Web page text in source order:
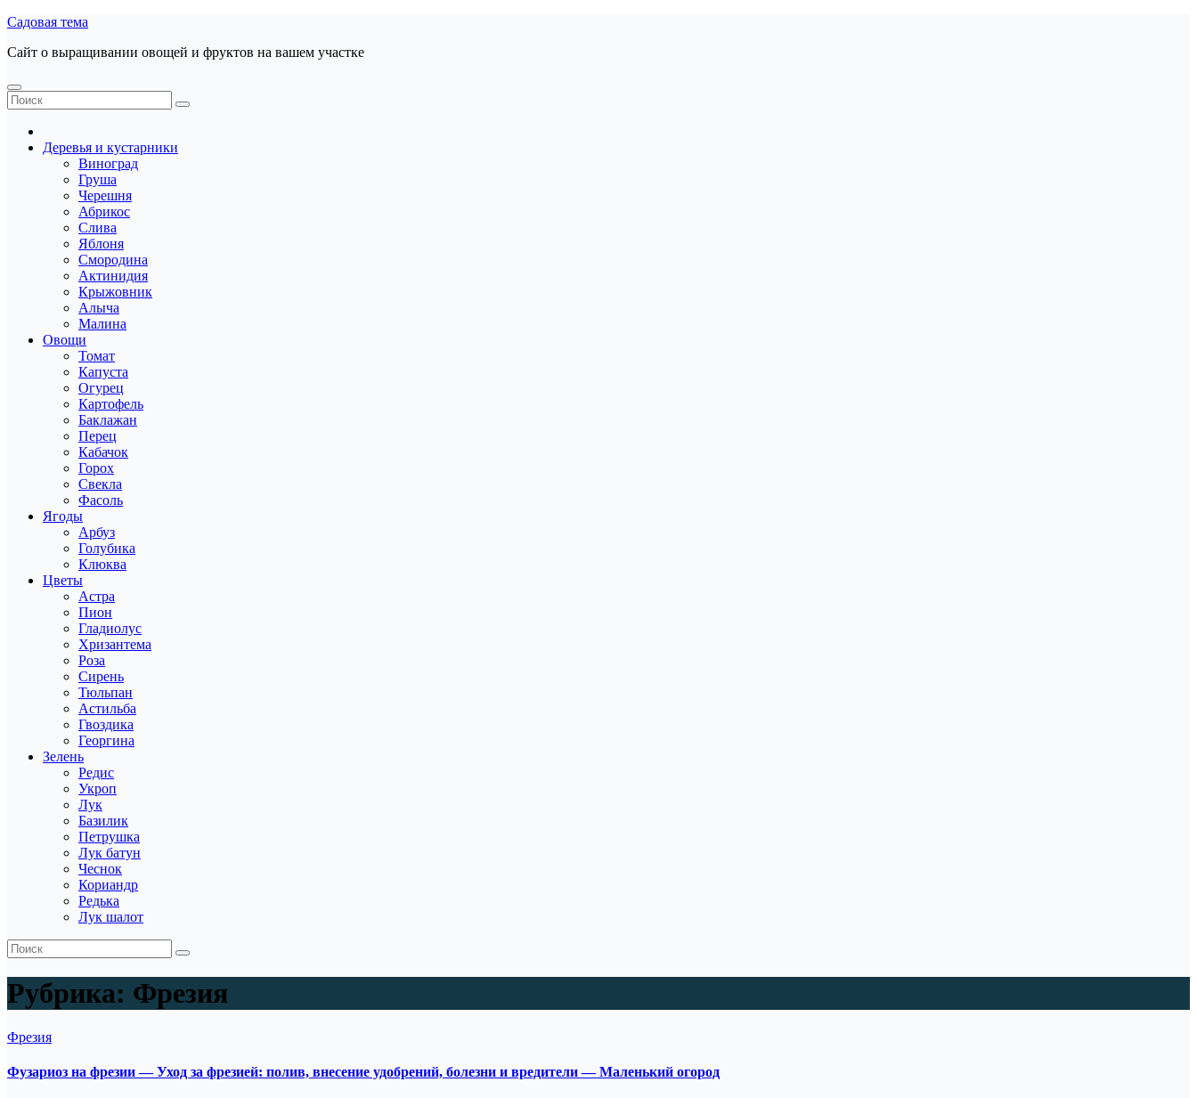
Перейти
содержанию
Садовая тема
Сайт о выращивании овощей и фруктов на вашем участке
Деревья и кустарники
Виноград
Груша
Черешня
Абрикос
Слива
Яблоня
Смородина
Актинидия
Крыжовник
Алыча
Малина
Овощи
Томат
Капуста
Огурец
Картофель
Баклажан
Перец
Кабачок
Горох
Свекла
Фасоль
Ягоды
Арбуз
Голубика
Клюква
Цветы
Астра
Пион
Гладиолус
Хризантема
Роза
Сирень
Тюльпан
Астильба
Гвоздика
Георгина
Зелень
Редис
Укроп
Лук
Базилик
Петрушка
Лук батун
Чеснок
Кориандр
Редька
Лук шалот
Рубрика: Фрезия
Фрезия
Фузариоз на фрезии — Уход за фрезией: полив, внесение удобрений, болезни и вредители — Маленький огород